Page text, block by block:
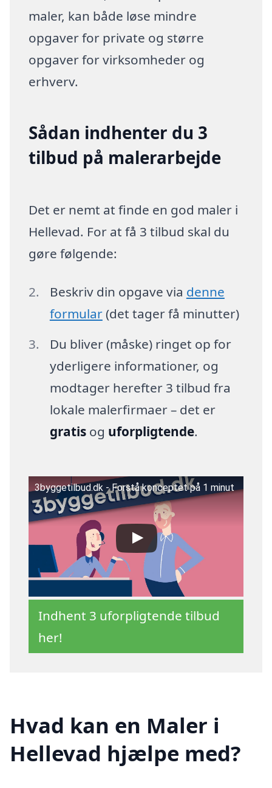
maler, kan både løse mindre
opgaver for private og større
opgaver for virksomheder og
erhverv.
Sådan indhenter du 3
tilbud på malerarbejde
Det er nemt at finde en god maler i
Hellevad. For at få 3 tilbud skal du
gøre følgende:
Beskriv din opgave via denne
formular(det tager få minutter)
Du bliver (måske) ringet op for
yderligere informationer, og
modtager herefter 3 tilbud fra
lokale malerfirmaer – det er
gratisog uforpligtende.
3byggetilbud.dk - Forstå konceptet på 1 minut
Indhent 3 uforpligtende tilbud
her!
Hvad kan en Maler i
Hellevad hjælpe med?